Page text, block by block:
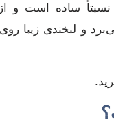
نسبتاً ساده است و
و لبخندی زیبا